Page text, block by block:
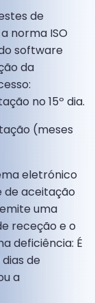
de
norma ISO
software
da
no 15º dia.
(meses
eletrónico
de aceitação
uma
receção e o
deficiência: É
de
a